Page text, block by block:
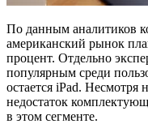
По данным аналитиков
американский рынок
процент. Отдельно
популярным среди
остается iPad.
недостаток
в этом сегменте.